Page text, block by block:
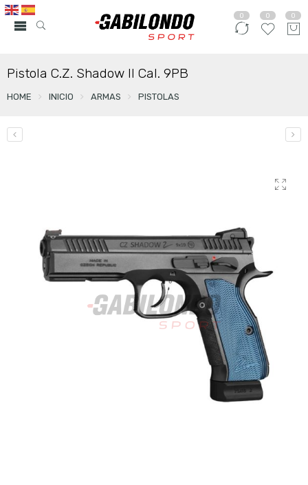
0 0 0
Pistola C.Z. Shadow II Cal. 9PB
HOME INICIO ARMAS PISTOLAS